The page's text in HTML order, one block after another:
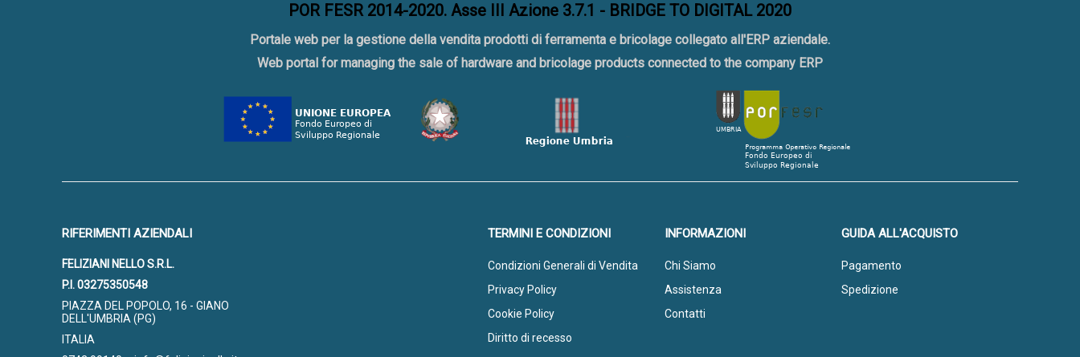
POR FESR 2014-2020. Asse III Azione 3.7.1 - BRIDGE TO DIGITAL 2020
Portale web per la gestione della vendita prodotti di ferramenta e bricolage collegato all'ERP aziendale.
Web portal for managing the sale of hardware and bricolage products connected to the company ERP
RIFERIMENTI AZIENDALI
FELIZIANI NELLO S.R.L.
P.I. 03275350548
PIAZZA DEL POPOLO, 16 - GIANO
DELL'UMBRIA (PG)
ITALIA
GUIDA ALL'ACQUISTO
Pagamento
Spedizione
INFORMAZIONI
Chi Siamo
Assistenza
Contatti
TERMINI E CONDIZIONI
Condizioni Generali di Vendita
Privacy Policy
Cookie Policy
Diritto di recesso